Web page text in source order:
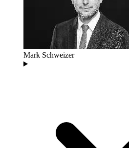
Mark Schweizer